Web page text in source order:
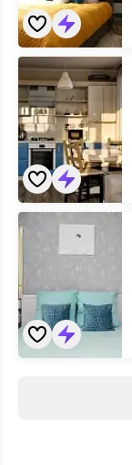
2х-
комнатная
квартира
Гептнера
1А
«Ambre
Янтаря»
комнатная
квартира